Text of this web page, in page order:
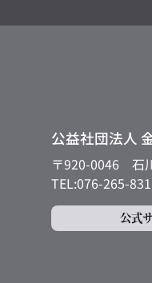
公益社団法人
〒920-0046
石
TEL:076-265-
公式